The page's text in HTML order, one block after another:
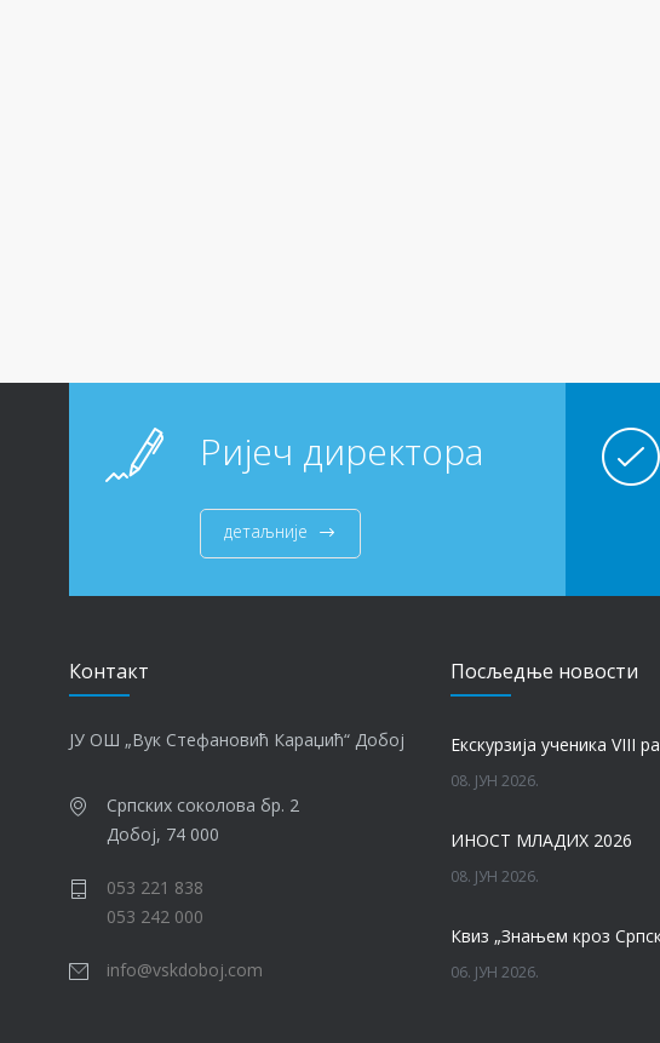
Ријеч директора
детаљније
Контакт
ЈУ ОШ „Вук Стефановић Караџић“ Добој
Српских соколова бр. 2
Добој, 74 000
053 221 838
053 242 000
info@vskdoboj.com
Посљедњe новости
Eкскурзија ученика VIII
08. ЈУН 2026.
ИНОСТ МЛАДИХ 2026
08. ЈУН 2026.
Квиз „Знањем кроз
06. ЈУН 2026.